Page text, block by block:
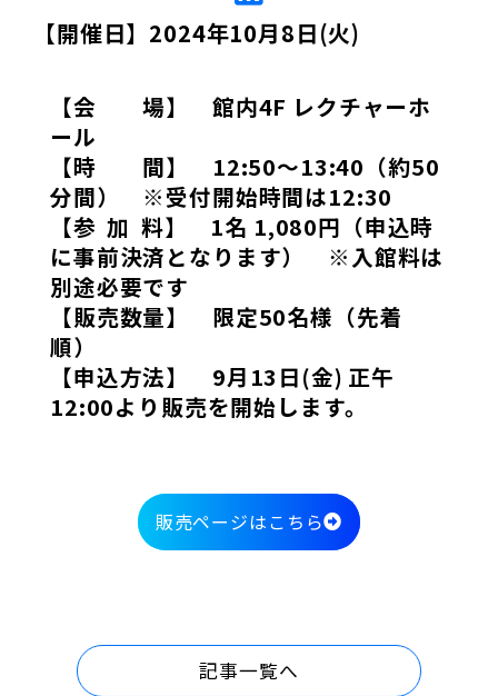
【開催日】2024年10月8日(火)
【会 場】 館内4F レクチャーホ
ール
【時 間】 12:50～13:40（約50
分間） ※受付開始時間は12:30
【参 加 料】 1名 1,080円（申込時
に事前決済となります） ※入館料は
別途必要です
【販売数量】 限定50名様（先着
順）
【申込方法】 9月13日(金) 正午
12:00より販売を開始します。
販売ページはこちら
記事一覧へ